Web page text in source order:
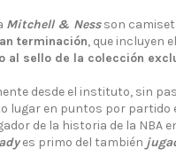
Mitchell & Nessson
terminación, que incluyen
al sello de la colección
desde el instituto, sin
lugar en puntos por
de la historia de la
es primo del también